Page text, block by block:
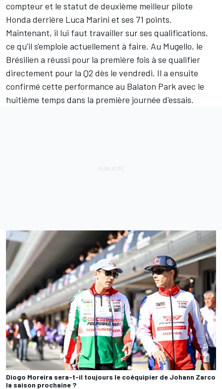
compteur et le statut de deuxième meilleur pilote
Honda derrière Luca Marini et ses 71 points.
Maintenant, il lui faut travailler sur ses qualifications,
ce qu'il s'emploie actuellement à faire. Au Mugello, le
Brésilien a réussi pour la première fois à se qualifier
directement pour la Q2 dès le vendredi. Il a ensuite
confirmé cette performance au Balaton Park avec le
huitième temps dans la première journée d'essais.
Diogo Moreira sera-t-il toujours le coéquipier de Johann Zarco
la saison prochaine ?